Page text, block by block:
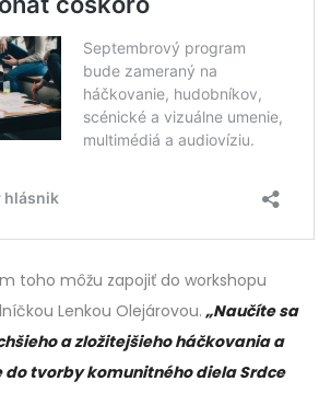
toho môžu zapojiť do workshopu
Lenkou Olejárovou. „Naučíte sa
a zložitejšieho háčkovania a
do tvorby komunitného diela Srdce